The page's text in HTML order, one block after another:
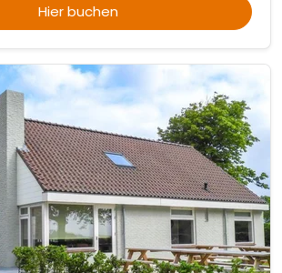
Hier buchen